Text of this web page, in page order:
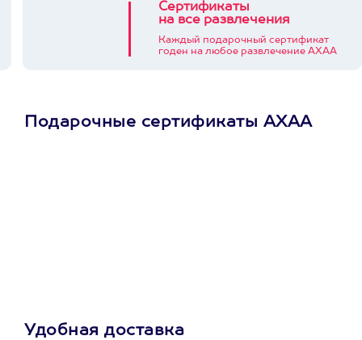
Сертификаты
на все развлечения
Каждый подарочный сертификат
годен на любое развлечение АХАА
Подарочные сертификаты АХАА
Удобная доставка